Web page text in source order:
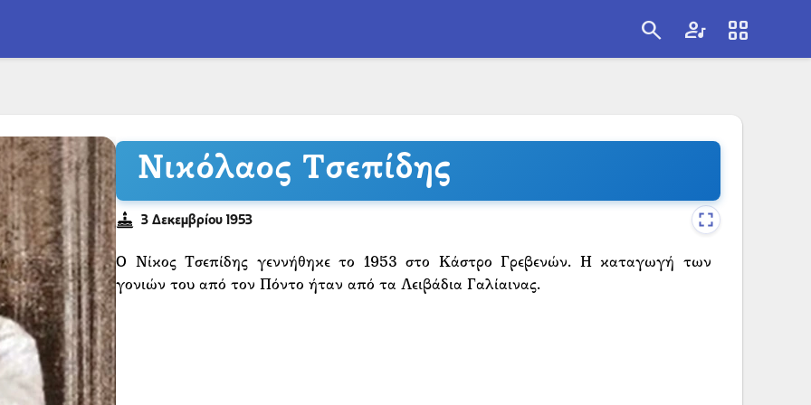
search artist view_cozy
Νικόλαος Τσεπίδης
3 Δεκεμβρίου 1953
Ο Νίκος Τσεπίδης γεννήθηκε το 1953 στο Κάστρο Γρεβενών. Η καταγωγή των
γονιών του από τον Πόντο ήταν από τα Λειβάδια Γαλίαινας.